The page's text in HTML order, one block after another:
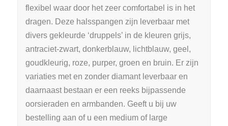
flexibel waar door het zeer comfortabel is in het
dragen. Deze halsspangen zijn leverbaar met
divers gekleurde ‘druppels’ in de kleuren grijs,
antraciet-zwart, donkerblauw, lichtblauw, geel,
goudkleurig, roze, purper, groen en bruin. Er zijn
variaties met en zonder diamant leverbaar en
daarnaast bestaan er een reeks bijpassende
oorsieraden en armbanden. Geeft u bij uw
bestelling aan of u een medium of large